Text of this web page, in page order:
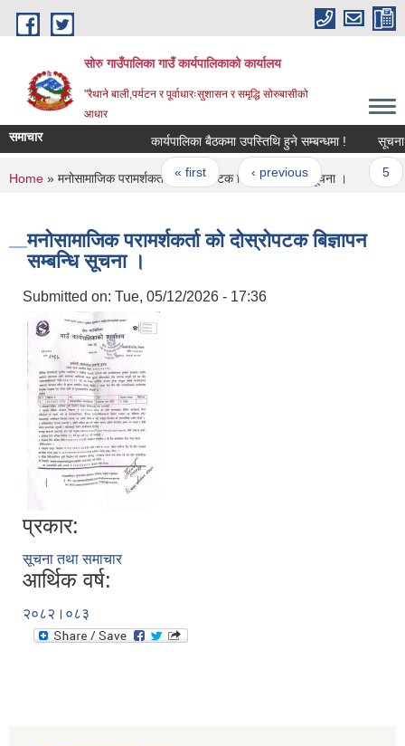
Skip to main content
सोरु गाउँपालिका गाउँ कार्यपालिकाको कार्यालय
"रैथाने बाली,पर्यटन र पूर्वाधारःसुशासन र समृद्धि सोरुबासीको
आधार
समाचार कार्यपालिका बैठकमा उपस्तिथि हुने सम्बन्धमा ! सूचना !
Pages
« first ‹ previous …
You are here
Home » मनोसामाजिक परामर्शकर्ता को दोस्रोपटक बिज्ञापन सम्बन्धि सूचना ।
मनोसामाजिक परामर्शकर्ता को दोस्रोपटक बिज्ञापन
सम्बन्धि सूचना ।
Submitted on: Tue, 05/12/2026 - 17:36
प्रकार:
सूचना तथा समाचार
आर्थिक वर्ष:
२०८२।०८३